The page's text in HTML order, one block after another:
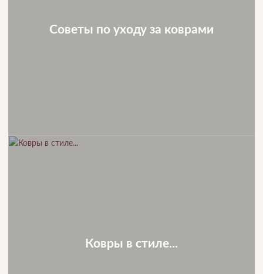
Советы по уходу за коврами
Ковры в стиле...